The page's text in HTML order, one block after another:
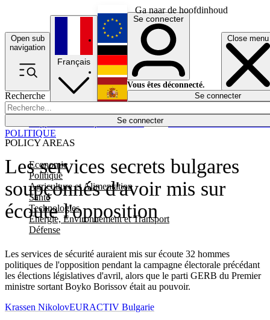
Ga naar de hoofdinhoud
Open sub
navigation
Close menu
Recherche
Se connecter
POLICY AREAS
Economie
Politique
Agriculture et Alimentation
Santé
Technologies
Energie, Environnement et Transport
Défense
Économie
Français
English
Deutsch
Español
Se connecter
Vous êtes déconnecté.
Se connecter
Les services secrets bulgares
soupçonnés d'avoir mis sur
écoute l'opposition
Les services de sécurité auraient mis sur écoute 32 hommes
politiques de l'opposition pendant la campagne électorale précédant
les élections législatives d'avril, alors que le parti GERB du Premier
ministre sortant Boyko Borissov était au pouvoir.
POLITIQUE
Krassen NikolovEURACTIV Bulgarie